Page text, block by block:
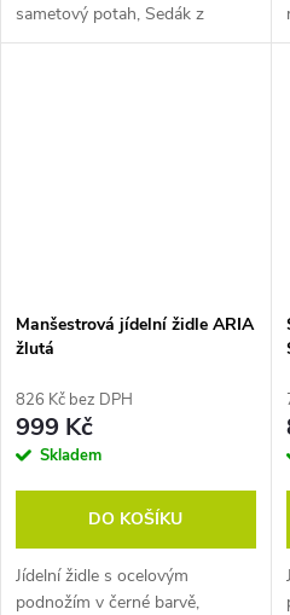
sametový potah, Sedák z
překližky 9mm a vrstvou pěny
Manšestrová jídelní židle ARIA
žlutá
826 Kč bez DPH
999 Kč
Skladem
DO KOŠÍKU
Jídelní židle s ocelovým
podnožím v černé barvě,